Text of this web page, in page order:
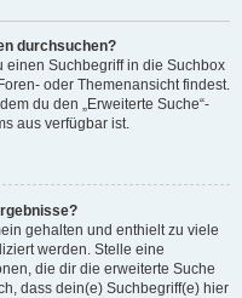
durchsuchen?
einen Suchbegriff in die Suchbox
oder Themenansicht findest.
du den „Erweiterte Suche“-
aus verfügbar ist.
gehalten und enthielt zu viele
werden. Stelle eine
die dir die erweiterte Suche
dass dein(e) Suchbegriff(e) hier